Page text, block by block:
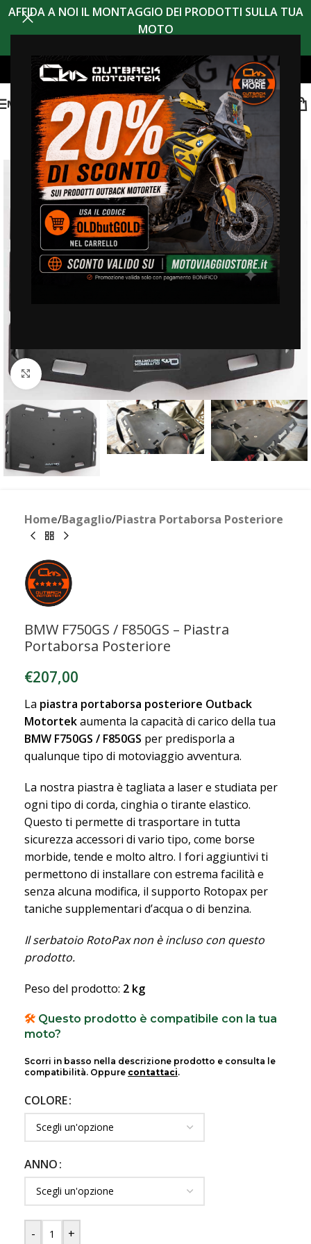
AFFIDA A NOI IL MONTAGGIO DEI PRODOTTI SULLA TUA
MOTO
MENU
sconto 20% codice
OLDBUTGOLD
Clicca per ingrandire
Home/Bagaglio/Piastra Portaborsa Posteriore
BMW F750GS / F850GS – Piastra
Portaborsa Posteriore
€207,00
La piastra portaborsa posteriore Outback
Motortekaumenta la capacità di carico della tua
BMW F750GS / F850GS per predisporla a
qualunque tipo di motoviaggio avventura.
La nostra piastra è tagliata a laser e studiata per
ogni tipo di corda, cinghia o tirante elastico.
Questo ti permette di trasportare in tutta
sicurezza accessori di vario tipo, come borse
morbide, tende e molto altro. I fori aggiuntivi ti
permettono di installare con estrema facilità e
senza alcuna modifica, il supporto Rotopax per
taniche supplementari d’acqua o di benzina.
Il serbatoio RotoPax non è incluso con questo
prodotto.
Peso del prodotto: 2 kg
🛠️ Questo prodotto è compatibile con la tua
moto?
Scorri in basso nella descrizione prodotto e consulta le
compatibilità. Oppure contattaci.
COLORE
ANNO
- +